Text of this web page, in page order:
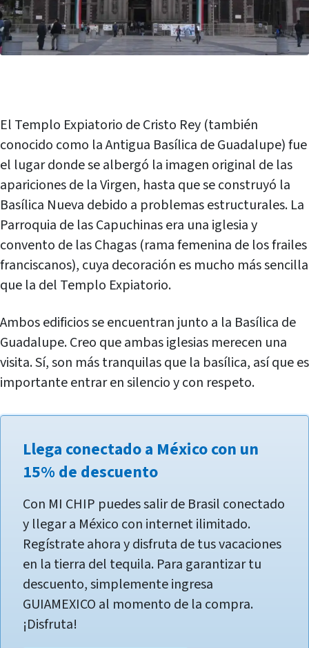
El Templo Expiatorio de Cristo Rey (también
conocido como la Antigua Basílica de Guadalupe) fue
el lugar donde se albergó la imagen original de las
apariciones de la Virgen, hasta que se construyó la
Basílica Nueva debido a problemas estructurales. La
Parroquia de las Capuchinas era una iglesia y
convento de las Chagas (rama femenina de los frailes
franciscanos), cuya decoración es mucho más sencilla
que la del Templo Expiatorio.
Ambos edificios se encuentran junto a la Basílica de
Guadalupe. Creo que ambas iglesias merecen una
visita. Sí, son más tranquilas que la basílica, así que es
importante entrar en silencio y con respeto.
Llega conectado a México con un
15% de descuento
Con MI CHIP puedes salir de Brasil conectado
y llegar a México con internet ilimitado.
Regístrate ahora y disfruta de tus vacaciones
en la tierra del tequila. Para garantizar tu
descuento, simplemente ingresa
GUIAMEXICO al momento de la compra.
¡Disfruta!